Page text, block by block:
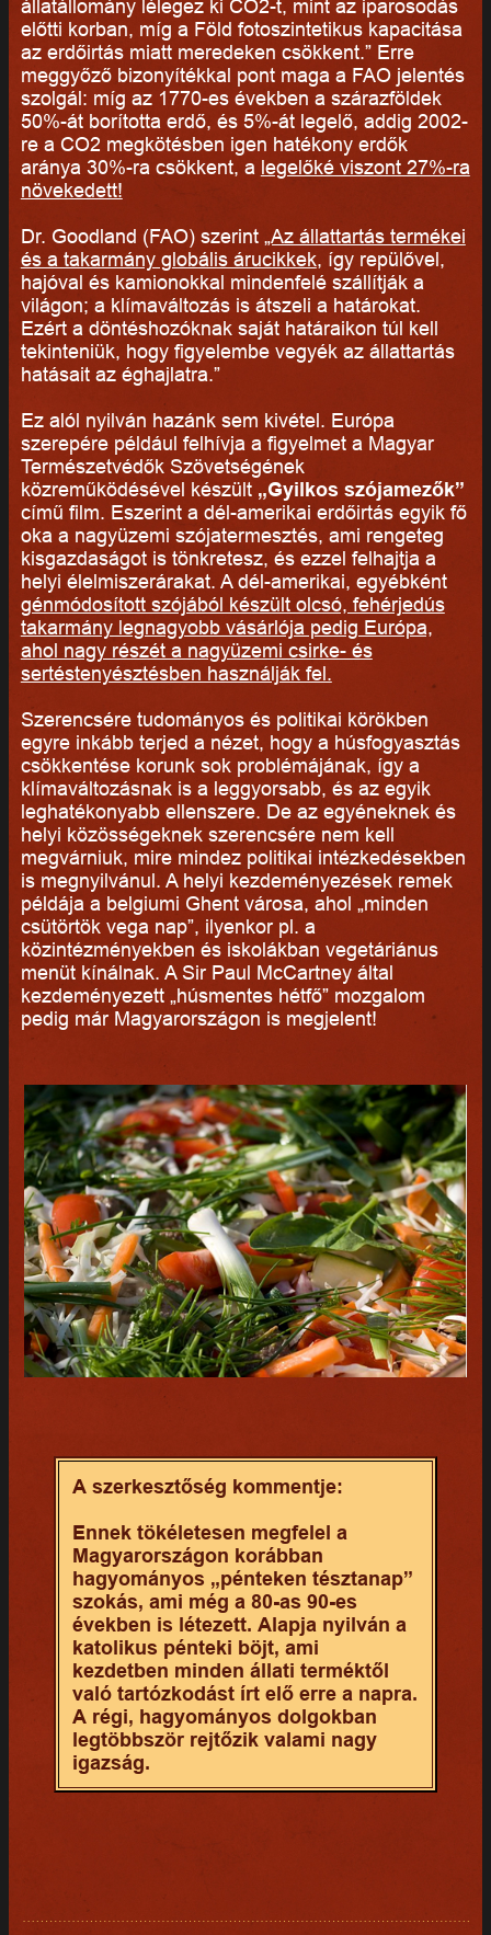
állatállomány lélegez ki CO2-t, mint az iparosodás
előtti korban, míg a Föld fotoszintetikus kapacitása
az erdőirtás miatt meredeken csökkent.” Erre
meggyőző bizonyítékkal pont maga a FAO jelentés
szolgál: míg az 1770-es években a szárazföldek
50%-át borította erdő, és 5%-át legelő, addig 2002-
re a CO2 megkötésben igen hatékony erdők
aránya 30%-ra csökkent, a legelőké viszont 27%-ra
növekedett!
Dr. Goodland (FAO) szerint „Az állattartás termékei
és a takarmány globális árucikkek, így repülővel,
hajóval és kamionokkal mindenfelé szállítják a
világon; a klímaváltozás is átszeli a határokat.
Ezért a döntéshozóknak saját határaikon túl kell
tekinteniük, hogy figyelembe vegyék az állattartás
hatásait az éghajlatra.”
Ez alól nyilván hazánk sem kivétel. Európa
szerepére például felhívja a figyelmet a Magyar
Természetvédők Szövetségének
közreműködésével készült „Gyilkos szójamezők”
című film. Eszerint a dél-amerikai erdőirtás egyik fő
oka a nagyüzemi szójatermesztés, ami rengeteg
kisgazdaságot is tönkretesz, és ezzel felhajtja a
helyi élelmiszerárakat. A dél-amerikai, egyébként
génmódosított szójából készült olcsó, fehérjedús
takarmány legnagyobb vásárlója pedig Európa,
ahol nagy részét a nagyüzemi csirke- és
sertéstenyésztésben használják fel.
Szerencsére tudományos és politikai körökben
egyre inkább terjed a nézet, hogy a húsfogyasztás
csökkentése korunk sok problémájának, így a
klímaváltozásnak is a leggyorsabb, és az egyik
leghatékonyabb ellenszere. De az egyéneknek és
helyi közösségeknek szerencsére nem kell
megvárniuk, mire mindez politikai intézkedésekben
is megnyilvánul. A helyi kezdeményezések remek
példája a belgiumi Ghent városa, ahol „minden
csütörtök vega nap”, ilyenkor pl. a
közintézményekben és iskolákban vegetáriánus
menüt kínálnak. A Sir Paul McCartney által
kezdeményezett „húsmentes hétfő” mozgalom
pedig már Magyarországon is megjelent!
A szerkesztőség kommentje:
Ennek tökéletesen megfelel a
Magyarországon korábban
hagyományos „pénteken tésztanap”
szokás, ami még a 80-as 90-es
években is létezett. Alapja nyilván a
katolikus pénteki böjt, ami
kezdetben minden állati terméktől
való tartózkodást írt elő erre a napra.
A régi, hagyományos dolgokban
legtöbbször rejtőzik valami nagy
igazság.